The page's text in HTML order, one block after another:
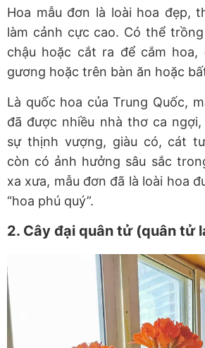
Hoa mẫu đơn là loài hoa đẹp,
làm cảnh cực cao. Có thể
chậu hoặc cắt ra để cắm
gương hoặc trên bàn ăn hoặc
Là quốc hoa của Trung Quốc,
đã được nhiều nhà thơ ca
sự thịnh vượng, giàu có, cát
còn có ảnh hưởng sâu sắc
xa xưa, mẫu đơn đã là loài hoa
“hoa phú quý”.
2. Cây đại quân tử (quân tử